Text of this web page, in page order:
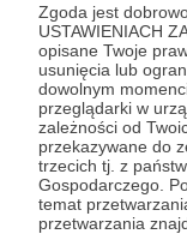
Zgoda jest
USTAWIENIACH
opisane Twoje
usunięcia lub
dowolnym
przeglądarki w
zależności od
przekazywane do
trzecich tj. z
Gospodarczego.
temat
przetwarzania
* Wyrażam
osobowych
prawidłowego
Wyrażam zgodę
informacji
zmieniona w